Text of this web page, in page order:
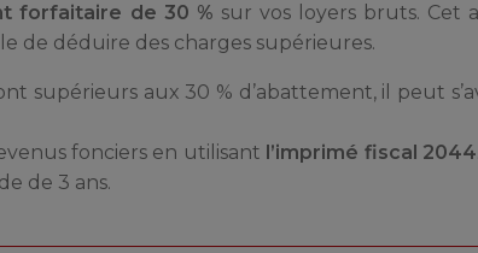
forfaitaire de 30 % sur vos loyers bruts. Cet
de déduire des charges supérieures.
supérieurs aux 30 % d’abattement, il peut
fonciers en utilisant l’imprimé fiscal 2044
de 3 ans.